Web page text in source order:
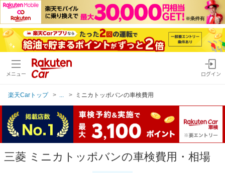
メニュー ログイン
楽天Carトップ ミニカトッポバンの車検費用
三菱 ミニカトッポバンの車検費用・相場